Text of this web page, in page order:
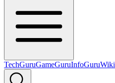
TechGuruGameGuruInfoGuruWiki